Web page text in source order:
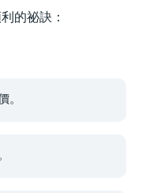
的祕訣：
。